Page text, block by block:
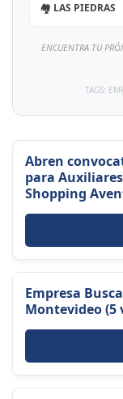
🏘️ LAS PIEDRAS
ENCUENTRA TU
TAGS:
Abren
para
Shopping
Empresa
Montevideo (5